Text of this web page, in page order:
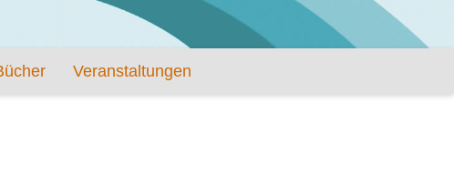
Veranstaltungen